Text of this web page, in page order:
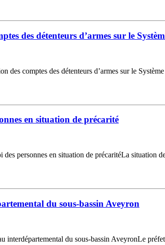
des détenteurs d’armes sur le
comptes des détenteurs d’armes sur le
en situation de précarité
personnes en situation de précaritéLa situation
du sous-bassin Aveyron
du sous-bassin AveyronLe